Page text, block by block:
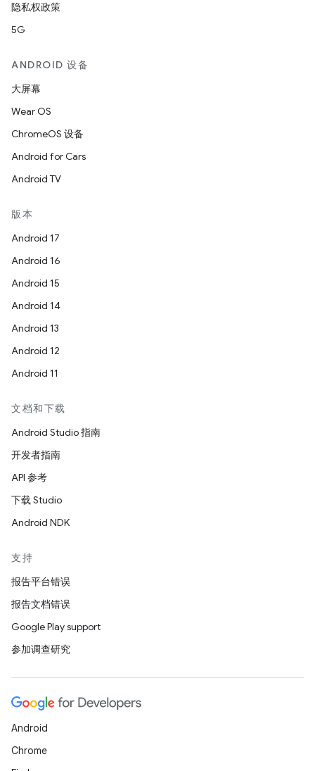
隐私权政策
5G
ANDROID 设备
大屏幕
Wear OS
ChromeOS 设备
Android for Cars
Android TV
版本
Android 17
Android 16
Android 15
Android 14
Android 13
Android 12
Android 11
文档和下载
Android Studio 指南
开发者指南
API 参考
下载 Studio
Android NDK
支持
报告平台错误
报告文档错误
Google Play support
参加调查研究
Android
Chrome